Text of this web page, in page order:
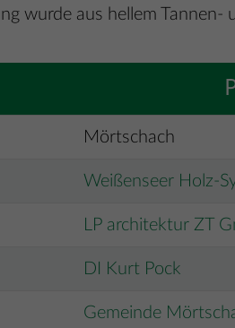
wurde aus hellem Tannen-
Mörtschach
Weißenseer Holz-
LP architektur ZT
DI Kurt Pock
Gemeinde